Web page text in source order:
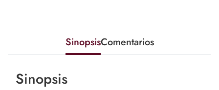
SinopsisComentarios
Sinopsis